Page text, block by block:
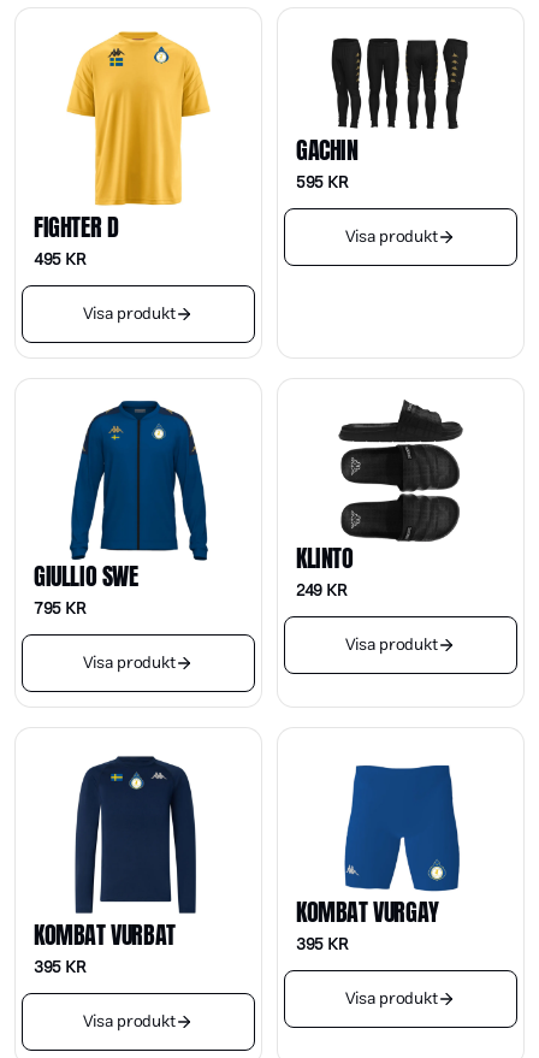
FIGHTER D
495KR
Visa produkt
GACHIN
595KR
Visa produkt
GIULLIO SWE
795KR
Visa produkt
KLINTO
249KR
Visa produkt
KOMBAT VURBAT
395KR
Visa produkt
KOMBAT VURGAY
395KR
Visa produkt